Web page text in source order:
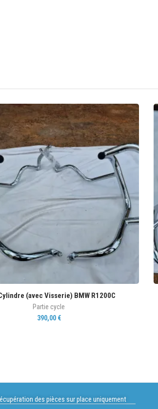
(avec Visserie) BMW R1200C
Partie cycle
390,00 €
des pièces sur place uniquement